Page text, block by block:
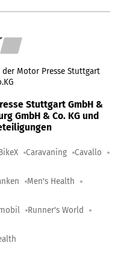
der Motor Presse Stuttgart
Stuttgart GmbH &
GmbH & Co. KG und
Caravaning Cavallo
Men's Health
Runner's World